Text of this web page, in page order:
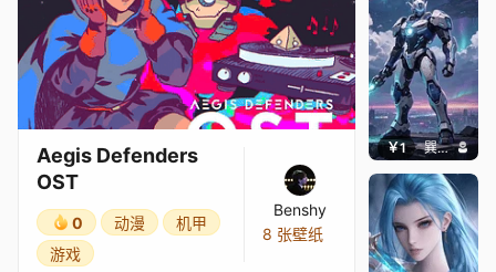
Aegis Defenders
OST
0 动漫
机甲
游戏
Benshy
8 张壁纸
￥1 巽九Nine